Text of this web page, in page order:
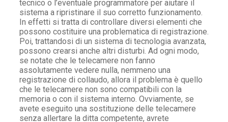
tecnico o l’eventuale programmatore per aiutare il
sistema a ripristinare il suo corretto funzionamento.
In effetti si tratta di controllare diversi elementi che
possono costituire una problematica di registrazione.
Poi, trattandosi di un sistema di tecnologia avanzata,
possono crearsi anche altri disturbi. Ad ogni modo,
se notate che le telecamere non fanno
assolutamente vedere nulla, nemmeno una
registrazione di collaudo, allora il problema è quello
che le telecamere non sono compatibili con la
memoria o con il sistema interno. Ovviamente, se
avete eseguito una sostituzione delle telecamere
senza allertare la ditta competente, avrete